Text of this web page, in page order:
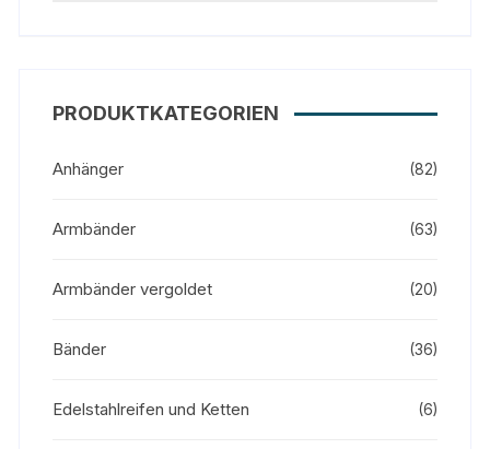
PRODUKTKATEGORIEN
Anhänger (82)
Armbänder (63)
Armbänder vergoldet (20)
Bänder (36)
Edelstahlreifen und Ketten (6)